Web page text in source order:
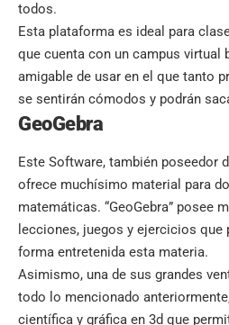
todos.
Esta plataforma es ideal para
que cuenta con un campus virtual
amigable de usar en el que tanto
se sentirán cómodos y podrán
GeoGebra
Este Software, también poseedor
ofrece muchísimo material para
matemáticas. “GeoGebra” posee
lecciones, juegos y ejercicios
forma entretenida esta materia.
Asimismo, una de sus grandes
todo lo mencionado
científica y gráfica en 3d que